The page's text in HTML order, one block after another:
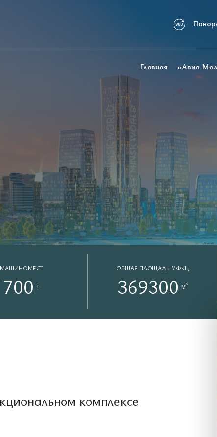
Главная «Авиа
МАШИНОМЕСТ
700 +
ОБЩАЯ ПЛОЩАДЬ МФКЦ
369300 м²
комплексе
в центре делового квартала «Minsk
с крупным ТОЦ с мировыми брендами.